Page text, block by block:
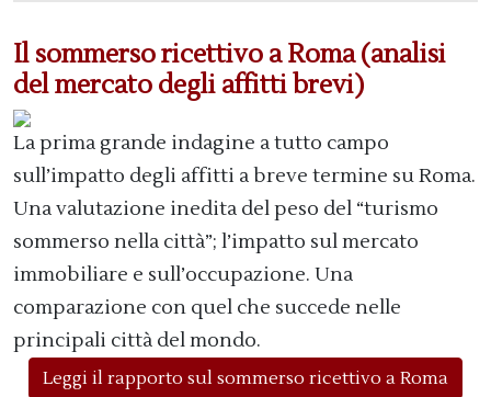
Il sommerso ricettivo a Roma (analisi
del mercato degli affitti brevi)
La prima grande indagine a tutto campo
sull’impatto degli affitti a breve termine su Roma.
Una valutazione inedita del peso del “turismo
sommerso nella città”; l’impatto sul mercato
immobiliare e sull’occupazione. Una
comparazione con quel che succede nelle
principali città del mondo.
Leggi il rapporto sul sommerso ricettivo a Roma